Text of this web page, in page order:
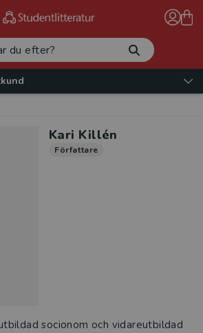
Kari Killén
Författare
socionom och vidareutbildad